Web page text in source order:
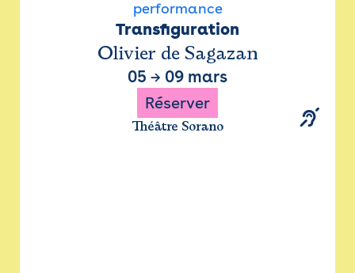
performance
Transfiguration
Olivier de Sagazan
05 → 09 mars
Réserver
Théâtre Sorano